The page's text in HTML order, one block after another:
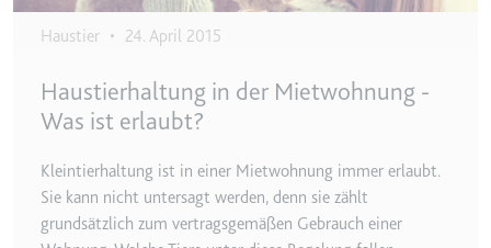
Videoinhalten auf der Website.
Typ:
IndexedDB
TESTCOOKIESENABLED
Anbieter:
youtube.com
Zweck:
Wird verwendet, um die
Haustier • 24. April 2015
Haustierhaltung in der Mietwohnung -
Was ist erlaubt?
Kleintierhaltung ist in einer Mietwohnung immer erlaubt.
Sie kann nicht untersagt werden, denn sie zählt
grundsätzlich zum vertragsgemäßen Gebrauch einer